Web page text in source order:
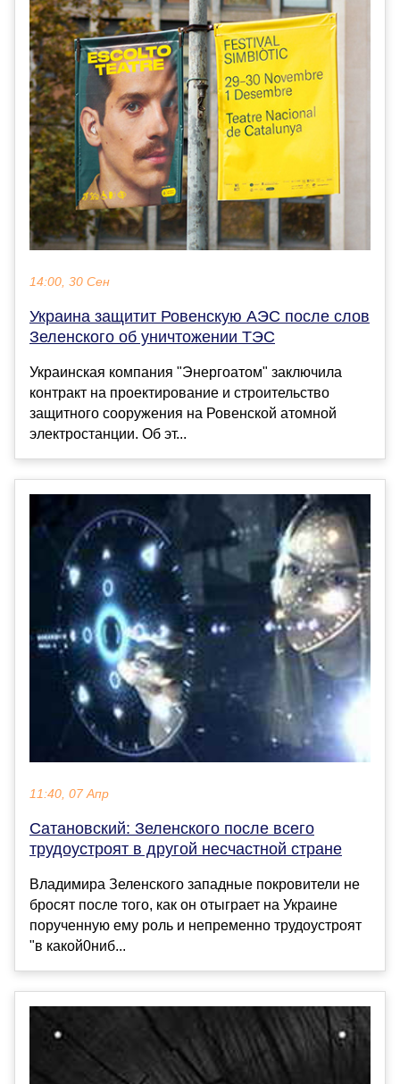
14:00, 30 Сен
Украина защитит Ровенскую АЭС после слов
Зеленского об уничтожении ТЭС
Украинская компания "Энергоатом" заключила
контракт на проектирование и строительство
защитного сооружения на Ровенской атомной
электростанции. Об эт...
11:40, 07 Апр
Сатановский: Зеленского после всего
трудоустроят в другой несчастной стране
Владимира Зеленского западные покровители не
бросят после того, как он отыграет на Украине
порученную ему роль и непременно трудоустроят
"в какой0ниб...